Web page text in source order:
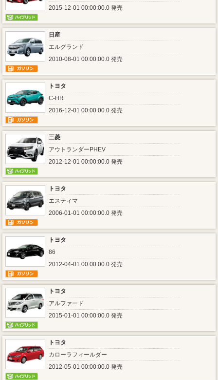
2015-12-01 00:00:00.0 発売
日産
エルグランド
2010-08-01 00:00:00.0 発売
トヨタ
C-HR
2016-12-01 00:00:00.0 発売
三菱
アウトランダーPHEV
2012-12-01 00:00:00.0 発売
トヨタ
エスティマ
2006-01-01 00:00:00.0 発売
トヨタ
86
2012-04-01 00:00:00.0 発売
トヨタ
アルファード
2015-01-01 00:00:00.0 発売
トヨタ
カローラフィールダー
2012-05-01 00:00:00.0 発売